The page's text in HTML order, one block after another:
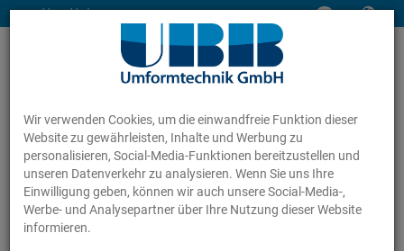
Wir verwenden Cookies, um die einwandfreie Funktion dieser
Website zu gewährleisten, Inhalte und Werbung zu
personalisieren, Social-Media-Funktionen bereitzustellen und
unseren Datenverkehr zu analysieren. Wenn Sie uns Ihre
Einwilligung geben, können wir auch unsere Social-Media-,
Werbe- und Analysepartner über Ihre Nutzung dieser Website
informieren.
www.ubb-gmbh.de
Leistungen Referenzprojekte Montagefreundliche Rohrschellen